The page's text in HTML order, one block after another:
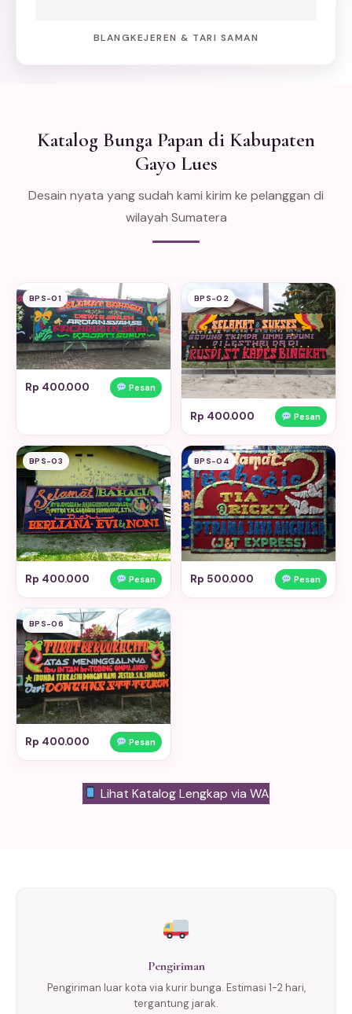
BLANGKEJEREN & TARI SAMAN
Katalog Bunga Papan di Kabupaten
Gayo Lues
Desain nyata yang sudah kami kirim ke pelanggan di
wilayah Sumatera
BPS-01
Rp 400.000 Pesan
BPS-02
Rp 400.000 Pesan
BPS-03
Rp 400.000 Pesan
BPS-04
Rp 500.000 Pesan
BPS-06
Rp 400.000 Pesan
Lihat Katalog Lengkap via WA
Pengiriman
Pengiriman luar kota via kurir bunga. Estimasi 1-2 hari,
tergantung jarak.